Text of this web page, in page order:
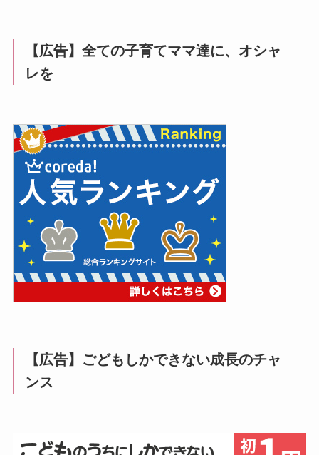
【広告】全ての子育てママ達に、オシャ
レを
【広告】ごどもしかできない成長のチャ
ンス